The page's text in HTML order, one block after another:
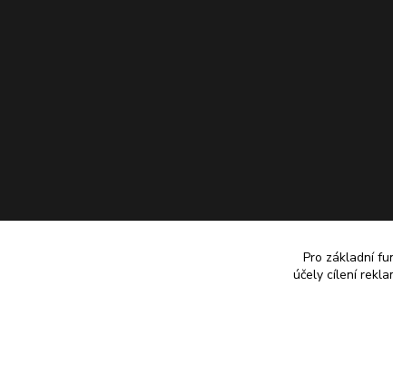
Pro základní
účely cílení